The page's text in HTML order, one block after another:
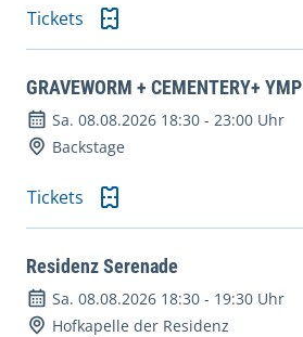
Tickets
GRAVEWORM + CEMENTERY+ YMP
Sa. 08.08.2026 18:30 - 23:00 Uhr
Backstage
Tickets
Residenz Serenade
Sa. 08.08.2026 18:30 - 19:30 Uhr
Hofkapelle der Residenz